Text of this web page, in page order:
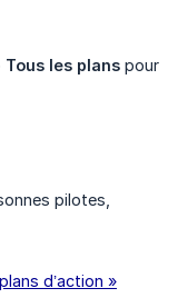
Tous les plans pour
pilotes,
d’action »